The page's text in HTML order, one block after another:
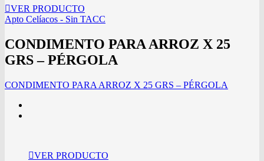
VER PRODUCTO
Apto Celíacos - Sin TACC
CONDIMENTO PARA ARROZ X 25
GRS – PÉRGOLA
CONDIMENTO PARA ARROZ X 25 GRS – PÉRGOLA
VER PRODUCTO